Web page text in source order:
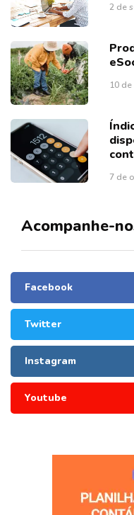
2 de
10
7 de
Acompanhe-
Facebook
Twitter
Instagram
Youtube